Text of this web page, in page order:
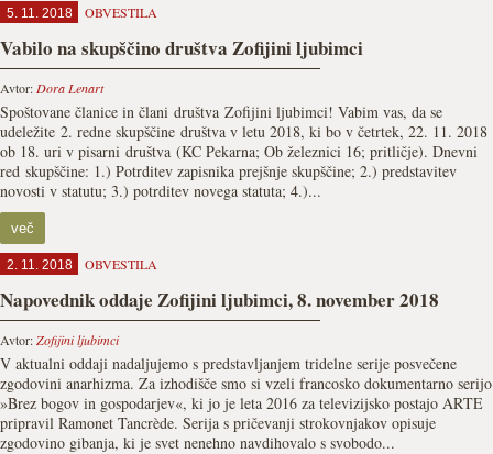
5. 11. 2018 OBVESTILA
Vabilo na skupščino društva Zofijini ljubimci
Avtor: Dora Lenart
Spoštovane članice in člani društva Zofijini ljubimci! Vabim vas, da se
udeležite 2. redne skupščine društva v letu 2018, ki bo v četrtek, 22. 11. 2018
ob 18. uri v pisarni društva (KC Pekarna; Ob železnici 16; pritličje). Dnevni
red skupščine: 1.) Potrditev zapisnika prejšnje skupščine; 2.) predstavitev
novosti v statutu; 3.) potrditev novega statuta; 4.)...
več
2. 11. 2018 OBVESTILA
Napovednik oddaje Zofijini ljubimci, 8. november 2018
Avtor:Zofijini ljubimci
V aktualni oddaji nadaljujemo s predstavljanjem tridelne serije posvečene
zgodovini anarhizma. Za izhodišče smo si vzeli francosko dokumentarno serijo
»Brez bogov in gospodarjev«, ki jo je leta 2016 za televizijsko postajo ARTE
pripravil Ramonet Tancrède. Serija s pričevanji strokovnjakov opisuje
zgodovino gibanja, ki je svet nenehno navdihovalo s svobodo...